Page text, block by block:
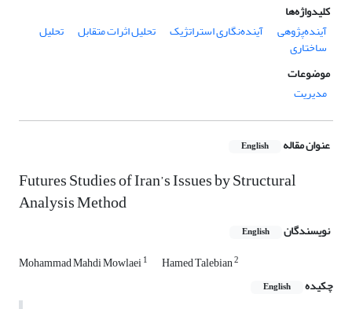
کلیدواژه‌ها
آینده‌‏پژوهی
آینده‌نگاری استراتژیک تحلیل اثرات متقابل تحلیل
ساختاری
موضوعات
مدیریت
عنوان مقاله English
Futures Studies of Iran’s Issues by Structural
Analysis Method
نویسندگان English
Mohammad Mahdi Mowlaei1 Hamed Talebian2
چکیده English